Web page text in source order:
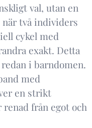
val, utan en
två individers
cykel med
exakt. Detta
i barndomen.
med
en strikt
från egot och